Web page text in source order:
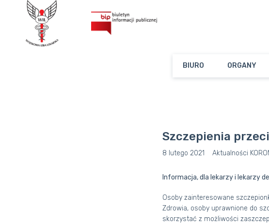
BIURO ORGANY
Szczepienia
8 lutego 2021 Aktualności
Informacja, dla lekarzy i lekarzy
Osoby zainteresowane
Zdrowia, osoby uprawnione do
skorzystać z możliwości